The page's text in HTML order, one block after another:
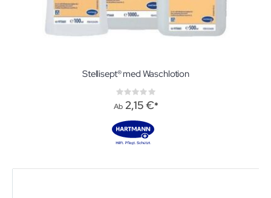
Stellisept® med Waschlotion
Rating:
0%
Ab 2,15 €